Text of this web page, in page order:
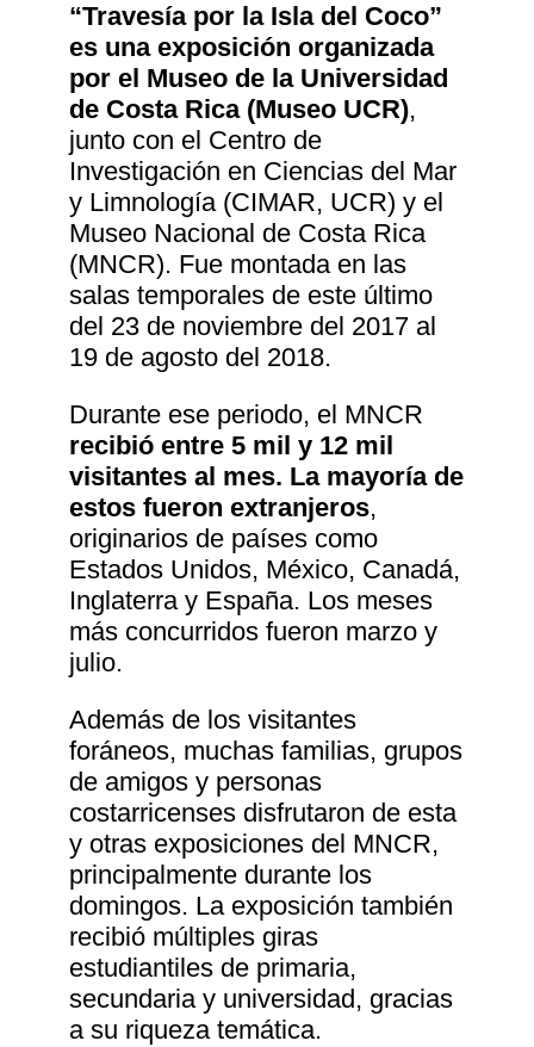
“Travesía por la Isla del Coco”
es una exposición organizada
por el Museo de la Universidad
de Costa Rica (Museo UCR),
junto con el Centro de
Investigación en Ciencias del Mar
y Limnología (CIMAR, UCR) y el
Museo Nacional de Costa Rica
(MNCR). Fue montada en las
salas temporales de este último
del 23 de noviembre del 2017 al
19 de agosto del 2018.
Durante ese periodo, el MNCR
recibió entre 5 mil y 12 mil
visitantes al mes. La mayoría de
estos fueron extranjeros,
originarios de países como
Estados Unidos, México, Canadá,
Inglaterra y España. Los meses
más concurridos fueron marzo y
julio.
Además de los visitantes
foráneos, muchas familias, grupos
de amigos y personas
costarricenses disfrutaron de esta
y otras exposiciones del MNCR,
principalmente durante los
domingos. La exposición también
recibió múltiples giras
estudiantiles de primaria,
secundaria y universidad, gracias
a su riqueza temática.